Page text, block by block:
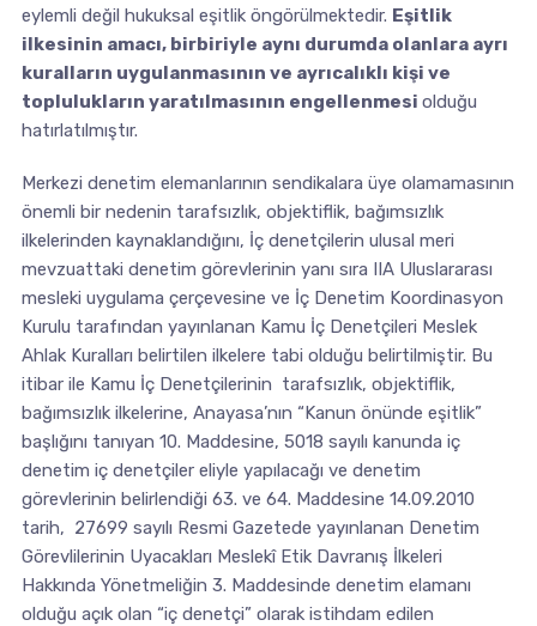
eylemli değil hukuksal eşitlik öngörülmektedir. Eşitlik
ilkesinin amacı, birbiriyle aynı durumda olanlara ayrı
kuralların uygulanmasının ve ayrıcalıklı kişi ve
toplulukların yaratılmasının engellenmesi olduğu
hatırlatılmıştır.
Merkezi denetim elemanlarının sendikalara üye olamamasının
önemli bir nedenin tarafsızlık, objektiflik, bağımsızlık
ilkelerinden kaynaklandığını, İç denetçilerin ulusal meri
mevzuattaki denetim görevlerinin yanı sıra IIA Uluslararası
mesleki uygulama çerçevesine ve İç Denetim Koordinasyon
Kurulu tarafından yayınlanan Kamu İç Denetçileri Meslek
Ahlak Kuralları belirtilen ilkelere tabi olduğu belirtilmiştir. Bu
itibar ile Kamu İç Denetçilerinin tarafsızlık, objektiflik,
bağımsızlık ilkelerine, Anayasa’nın “Kanun önünde eşitlik”
başlığını tanıyan 10. Maddesine, 5018 sayılı kanunda iç
denetim iç denetçiler eliyle yapılacağı ve denetim
görevlerinin belirlendiği 63. ve 64. Maddesine 14.09.2010
tarih, 27699 sayılı Resmi Gazetede yayınlanan Denetim
Görevlilerinin Uyacakları Meslekî Etik Davranış İlkeleri
Hakkında Yönetmeliğin 3. Maddesinde denetim elamanı
olduğu açık olan “iç denetçi” olarak istihdam edilen